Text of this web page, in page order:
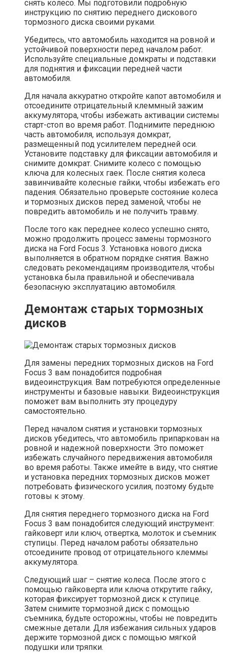
снять колесо. Мы подготовили подробную
инструкцию по снятию переднего дискового
тормозного диска своими руками.
Убедитесь, что автомобиль находится на ровной и
устойчивой поверхности перед началом работ.
Используйте специальные домкраты и подставки
для поднятия и фиксации передней части
автомобиля.
Для начала аккуратно откройте капот автомобиля и
отсоедините отрицательный клеммный зажим
аккумулятора, чтобы избежать активации системы
старт-стоп во время работ. Поднимите переднюю
часть автомобиля, используя домкрат,
размещенный под усилителем передней оси.
Установите подставку для фиксации автомобиля и
снимите домкрат. Снимите колесо с помощью
ключа для колесных гаек. После снятия колеса
завинчивайте колесные гайки, чтобы избежать его
падения. Обязательно проверьте состояние колеса
и тормозных дисков перед заменой, чтобы не
повредить автомобиль и не получить травму.
После того как переднее колесо успешно снято,
можно продолжить процесс замены тормозного
диска на Ford Focus 3. Установка нового диска
выполняется в обратном порядке снятия. Важно
следовать рекомендациям производителя, чтобы
установка была правильной и обеспечивала
безопасную эксплуатацию автомобиля.
Демонтаж старых тормозных
дисков
Для замены передних тормозных дисков на Ford
Focus 3 вам понадобится подробная
видеоинструкция. Вам потребуются определенные
инструменты и базовые навыки. Видеоинструкция
поможет вам выполнить эту процедуру
самостоятельно.
Перед началом снятия и установки тормозных
дисков убедитесь, что автомобиль припаркован на
ровной и надежной поверхности. Это поможет
избежать случайного передвижения автомобиля
во время работы. Также имейте в виду, что снятие
и установка передних тормозных дисков может
потребовать физического усилия, поэтому будьте
готовы к этому.
Для снятия переднего тормозного диска на Ford
Focus 3 вам понадобится следующий инструмент:
гайковерт или ключ, отвертка, молоток и съемник
ступицы. Перед началом работы обязательно
отсоедините провод от отрицательного клеммы
аккумулятора.
Следующий шаг – снятие колеса. После этого с
помощью гайковерта или ключа открутите гайку,
которая фиксирует тормозной диск к ступице.
Затем снимите тормозной диск с помощью
съемника, будьте осторожны, чтобы не повредить
смежные детали. Для избежания сильных ударов
держите тормозной диск с помощью мягкой
подушки или тряпки.